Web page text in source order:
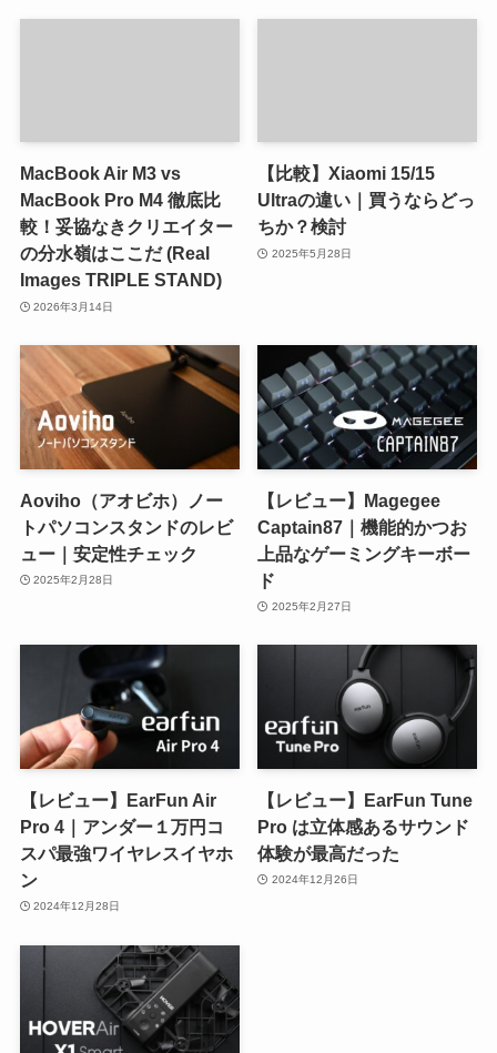
MacBook Air M3 vs
MacBook Pro M4 徹底比
較！妥協なきクリエイター
の分水嶺はここだ (Real
Images TRIPLE STAND)
2026年3月14日
【比較】Xiaomi 15/15
Ultraの違い｜買うならどっ
ちか？検討
2025年5月28日
Aoviho（アオビホ）ノー
トパソコンスタンドのレビ
ュー｜安定性チェック
2025年2月28日
【レビュー】Magegee
Captain87｜機能的かつお
上品なゲーミングキーボー
ド
2025年2月27日
【レビュー】EarFun Air
Pro 4｜アンダー１万円コ
スパ最強ワイヤレスイヤホ
ン
2024年12月28日
【レビュー】EarFun Tune
Pro は立体感あるサウンド
体験が最高だった
2024年12月26日